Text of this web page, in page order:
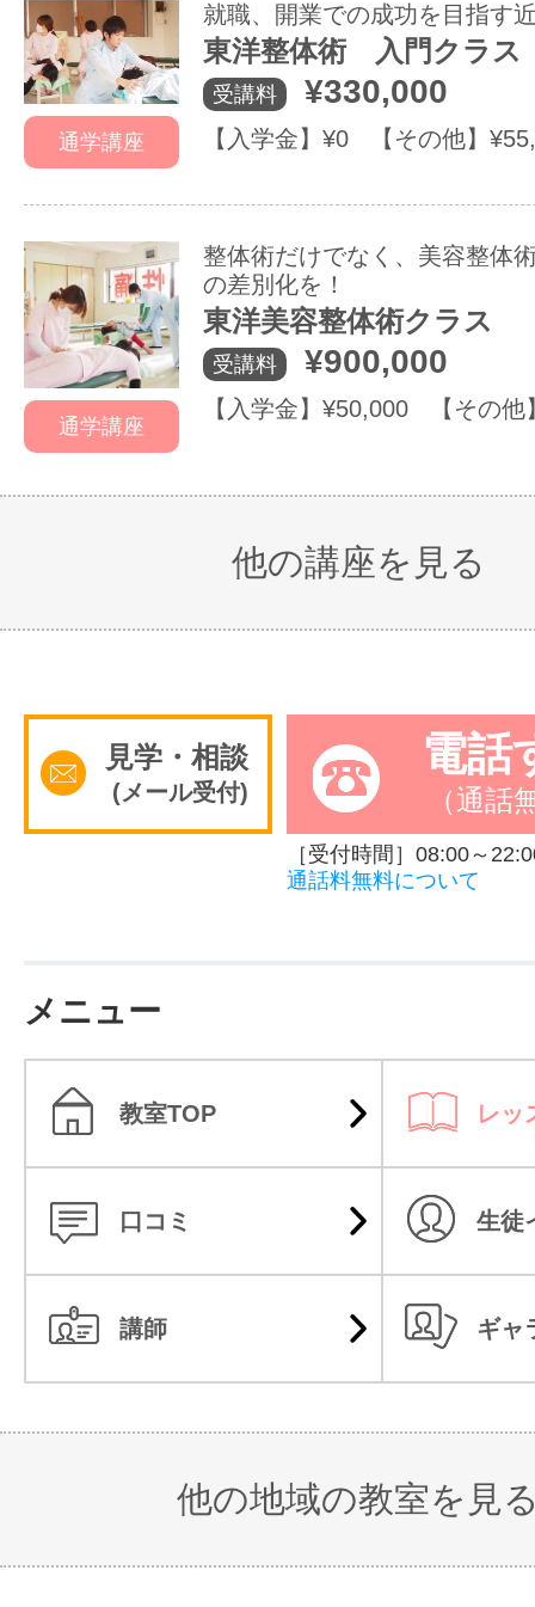
通学講座
就職、開業での成功を目指す
東洋整体術 入門クラス
受講料 ¥330,000
【入学金】¥0 【その他】
通学講座
整体術だけでなく、美容整体
の差別化を！
東洋美容整体術クラス
受講料 ¥900,000
【入学金】¥50,000 【その他
他の講座を見る
見学・相談
(メール受付)
電話
（通話
［受付時間］08:00～
通話料無料について
メニュー
教室TOP レッ
口コミ 生徒
講師 ギャ
他の地域の教室を見